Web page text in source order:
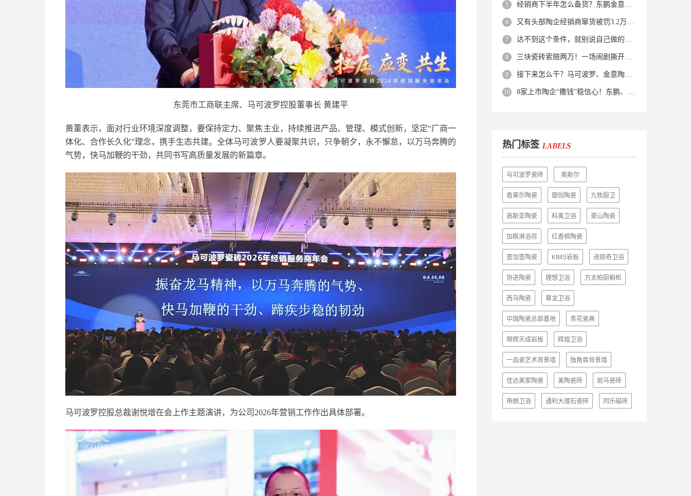
东莞市工商联主席、马可波罗控股董事长 黄建平
黄董表示，面对行业环境深度调整，要保持定力、聚焦主业，持续推进产品、管理、模式创新，坚定“厂商一
体化、合作长久化”理念，携手生态共建。全体马可波罗人要凝聚共识，只争朝夕，永不懈怠，以万马奔腾的
气势，快马加鞭的干劲，共同书写高质量发展的新篇章。
马可波罗控股总裁谢悦增在会上作主题演讲，为公司2026年营销工作作出具体部署。
经销商下半年怎么备货？东鹏金意陶马可波罗等10大品牌集体亮剑
又有头部陶企经销商窜货被罚3.2万！品牌区域保护岌岌可危？
达不到这个条件，就别说自己做的是质感砖！
三块瓷砖索赔两万！一场闹剧撕开了装修“碰瓷”的遮羞布
接下来怎么干？马可波罗、金意陶、蒙娜丽莎、箭牌、欧神诺、宏宇…
8家上市陶企“撒钱”稳信心！东鹏、蒙娜丽莎等启动回购增持
热门标签
马可波罗瓷砖 奥斯尔
香莱尔陶瓷 御创陶瓷 九牧厨卫
高斯亚陶瓷 科奥卫浴 豪山陶瓷
加枫淋浴房 红香槟陶瓷
壹加壹陶瓷 KIMS岩板 迪丽奇卫浴
协进陶瓷 理想卫浴 方太柏厨橱柜
西马陶瓷 尊龙卫浴
中国陶瓷总部基地 青花瓷典
顺辉天成岩板 辉煌卫浴
一品瓷艺术背景墙 独角兽背景墙
佳达美家陶瓷 美陶瓷砖 斑马瓷砖
帝朗卫浴 通利大理石瓷砖 同乐磁砖